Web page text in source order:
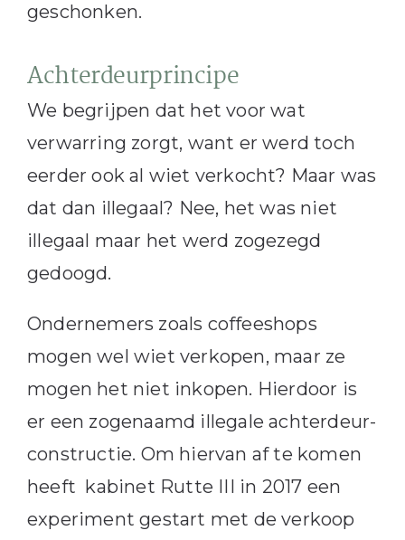
geschonken.
Achterdeurprincipe
We begrijpen dat het voor wat
verwarring zorgt, want er werd toch
eerder ook al wiet verkocht? Maar was
dat dan illegaal? Nee, het was niet
illegaal maar het werd zogezegd
gedoogd.
Ondernemers zoals coffeeshops
mogen wel wiet verkopen, maar ze
mogen het niet inkopen. Hierdoor is
er een zogenaamd illegale achterdeur-
constructie. Om hiervan af te komen
heeft kabinet Rutte III in 2017 een
experiment gestart met de verkoop